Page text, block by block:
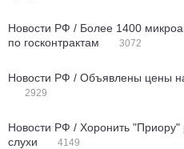
Новости РФ / Более 1400
по госконтрактам
3072
Новости РФ / Объявлены цены
2929
Новости РФ / Хоронить
слухи
4149